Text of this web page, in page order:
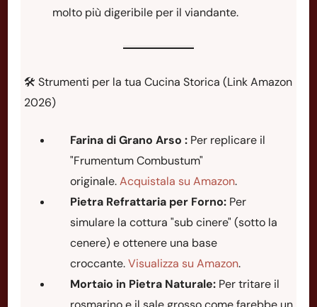
molto più digeribile per il viandante.
🛠️ Strumenti per la tua Cucina Storica (Link Amazon
2026)
Farina di Grano Arso : Per replicare il
"Frumentum Combustum"
originale.Acquistala su Amazon.
Pietra Refrattaria per Forno: Per
simulare la cottura "sub cinere" (sotto la
cenere) e ottenere una base
croccante.Visualizza su Amazon.
Mortaio in Pietra Naturale: Per tritare il